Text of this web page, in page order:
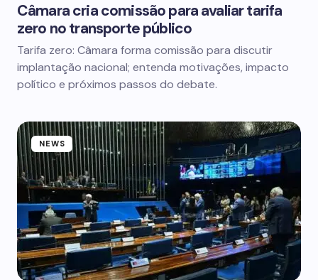
Câmara cria comissão para avaliar tarifa
zero no transporte público
Tarifa zero: Câmara forma comissão para discutir
implantação nacional; entenda motivações, impacto
político e próximos passos do debate.
NEWS